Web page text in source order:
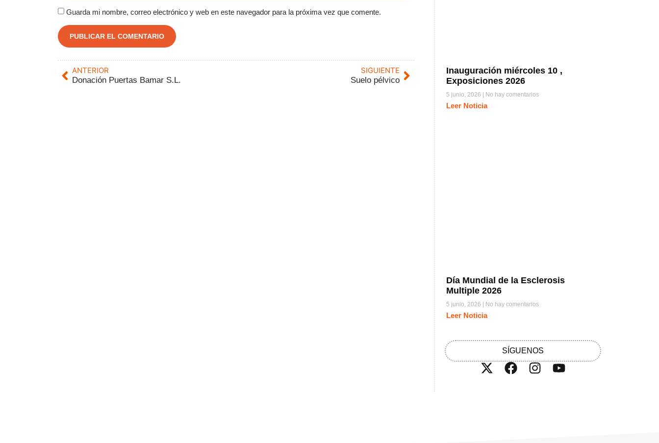
Guarda mi nombre, correo electrónico y web en este navegador para la próxima vez que comente.
ANTERIOR
Donación Puertas Bamar S.L.
SIGUIENTE
Suelo pélvico
Inauguración miércoles 10 ,
Exposiciones 2026
5 junio, 2026 No hay comentarios
Leer Noticia
Día Mundial de la Esclerosis
Multiple 2026
5 junio, 2026 No hay comentarios
Leer Noticia
SÍGUENOS